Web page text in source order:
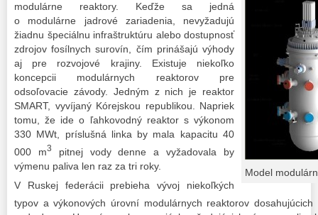
Model
modulárne reaktory. Keďže sa jedná
o modulárne jadrové zariadenia, nevyžadujú
žiadnu špeciálnu infraštruktúru alebo dostupnosť
zdrojov fosílnych surovín, čím prinášajú výhody
aj pre rozvojové krajiny. Existuje niekoľko
koncepcii modulárnych reaktorov pre
odsoľovacie závody. Jedným z nich je reaktor
SMART, vyvíjaný Kórejskou republikou. Napriek
tomu, že ide o ľahkovodný reaktor s výkonom
330 MWt, príslušná linka by mala kapacitu 40
000 m3
pitnej vody denne a vyžadovala by
výmenu paliva len raz za tri roky.
V Ruskej federácii prebieha vývoj niekoľkých
typov a výkonových úrovní modulárnych reaktorov